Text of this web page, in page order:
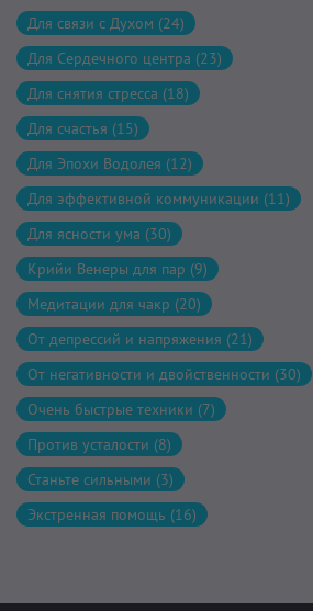
Для связи с Духом (24)
Для Сердечного центра (23)
Для снятия стресса (18)
Для счастья (15)
Для Эпохи Водолея (12)
Для эффективной коммуникации (11)
Для ясности ума (30)
Крийи Венеры для пар (9)
Медитации для чакр (20)
От депрессий и напряжения (21)
От негативности и двойственности (30)
Очень быстрые техники (7)
Против усталости (8)
Станьте сильными (3)
Экстренная помощь (16)